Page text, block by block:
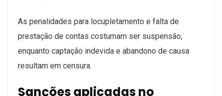
As penalidades para locupletamento e falta de
prestação de contas costumam ser suspensão,
enquanto captação indevida e abandono de causa
resultam em censura.
Sanções aplicadas no